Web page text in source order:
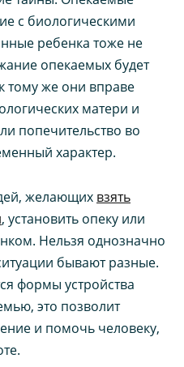
с биологическими
ребенка тоже не
опекаемых будет
тому же они вправе
матери и
попечительство во
характер.
желающих взять
, установить опеку или
Нельзя однозначно
бывают разные.
формы устройства
это позволит
и помочь человеку,